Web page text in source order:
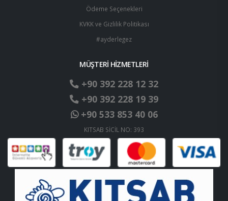
Ödeme Seçenekleri
KVKK ve Gizlilik Politikası
#ayderlegez
MÜŞTERİ HİZMETLERİ
+90 392 228 12 32
+90 392 228 19 39
+90 533 853 40 06
KITSAB SİCİL NO: 393